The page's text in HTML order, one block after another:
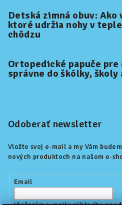
Detská zimná obuv:
ktoré udržia nohy v
chôdzu
Ortopedické papuče
správne do škôlky, školy
Odoberať newsletter
Vložte svoj e-mail a my Vám
nových produktoch na našom e-
Email